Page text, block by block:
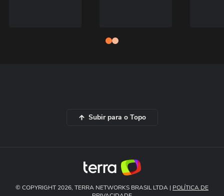
Subir para o Topo
© COPYRIGHT 2026, TERRA NETWORKS BRASIL LTDA | POLÍTICA DE